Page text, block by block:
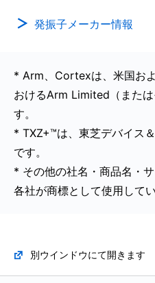
発振子メーカー情報
* Arm、Cortexは、米国お
おけるArm Limited（また
す。
* TXZ+™は、東芝デバイス
です。
* その他の社名・商品名・
各社が商標として使用して
別ウインドウにて開きます